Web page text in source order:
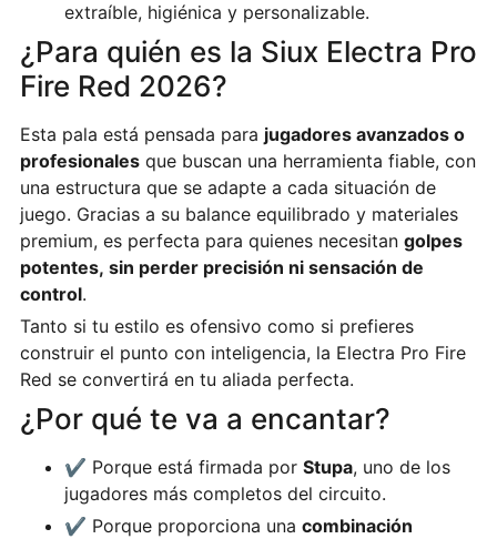
extraíble, higiénica y personalizable.
¿Para quién es la Siux Electra Pro
Fire Red 2026?
Esta pala está pensada para jugadores avanzados o
profesionalesque buscan una herramienta fiable, con
una estructura que se adapte a cada situación de
juego. Gracias a su balance equilibrado y materiales
premium, es perfecta para quienes necesitan golpes
potentes, sin perder precisión ni sensación de
control.
Tanto si tu estilo es ofensivo como si prefieres
construir el punto con inteligencia, la Electra Pro Fire
Red se convertirá en tu aliada perfecta.
¿Por qué te va a encantar?
✔️ Porque está firmada por Stupa, uno de los
jugadores más completos del circuito.
✔️ Porque proporciona una combinación